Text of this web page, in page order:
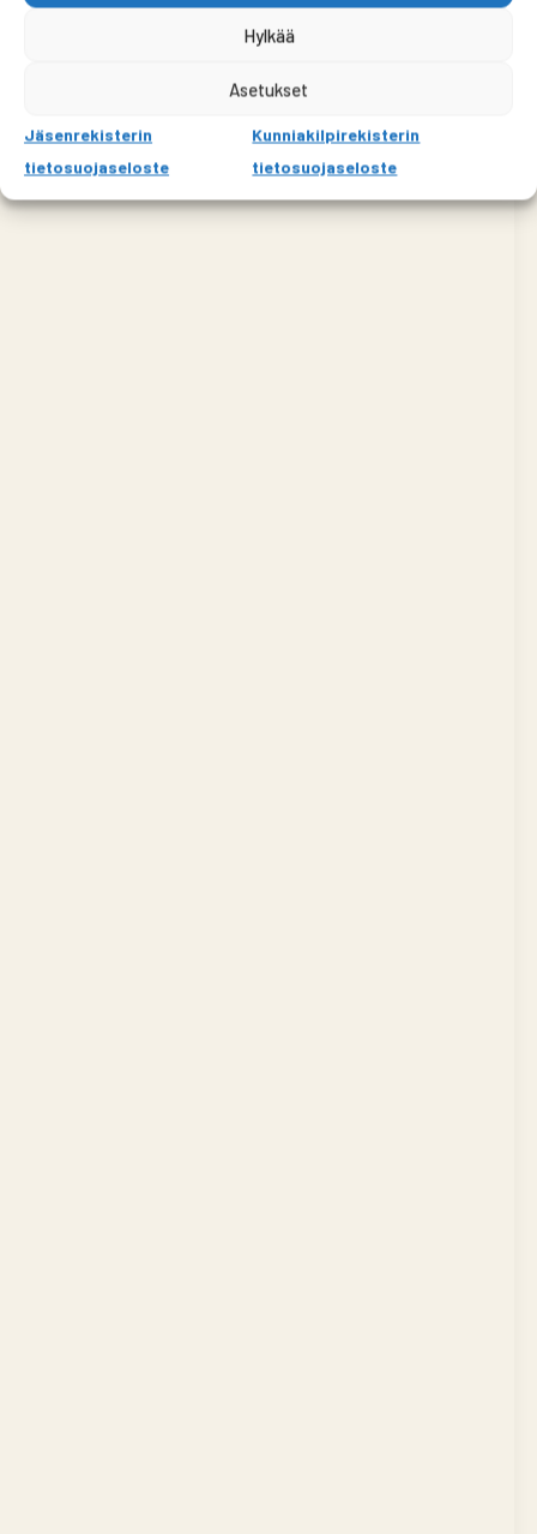
Hylkää
Asetukset
Jäsenrekisterin
tietosuojaseloste
Kunniakilpirekisterin
tietosuojaseloste